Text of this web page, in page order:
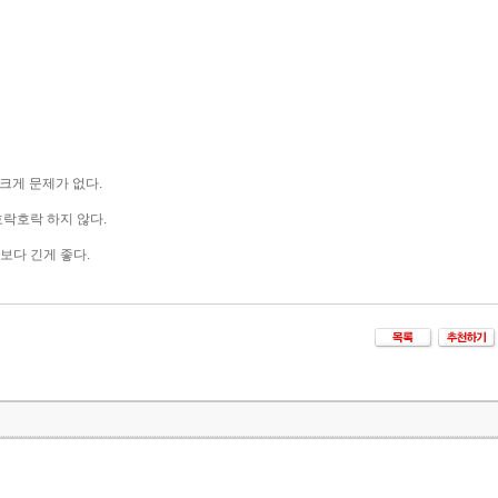
게 문제가 없다.
호락 하지 않다.
다 긴게 좋다.